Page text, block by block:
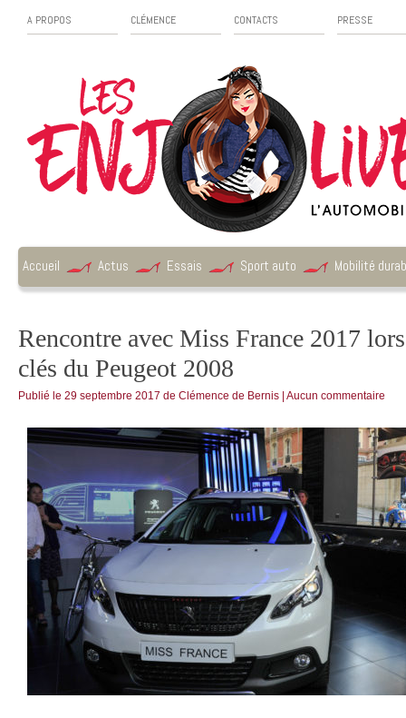
A PROPOS CLÉMENCE CONTACTS PRESSE
Accueil Actus Essais Sport auto Mobilité
Rencontre avec Miss France 2017
clés du Peugeot 2008
Publié le 29 septembre 2017 de Clémence de Bernis Aucun commentaire